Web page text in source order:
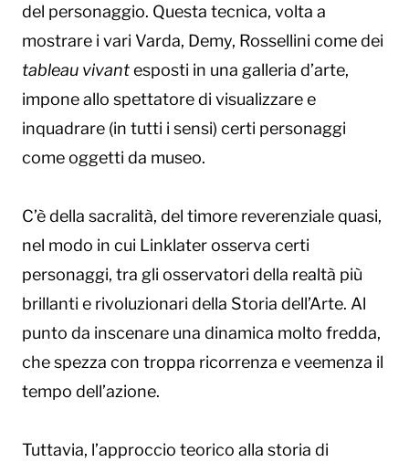
del personaggio. Questa tecnica, volta a
mostrare i vari Varda, Demy, Rossellini come dei
tableau vivantesposti in una galleria d’arte,
impone allo spettatore di visualizzare e
inquadrare (in tutti i sensi) certi personaggi
come oggetti da museo.
C’è della sacralità, del timore reverenziale quasi,
nel modo in cui Linklater osserva certi
personaggi, tra gli osservatori della realtà più
brillanti e rivoluzionari della Storia dell’Arte. Al
punto da inscenare una dinamica molto fredda,
che spezza con troppa ricorrenza e veemenza il
tempo dell’azione.
Tuttavia, l’approccio teorico alla storia di